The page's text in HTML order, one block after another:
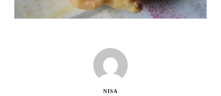
NISA